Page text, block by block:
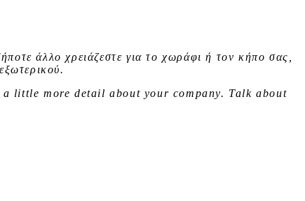
άλλο χρειάζεστε για το χωράφι ή τον κήπο σας,
little more detail about your company. Talk about